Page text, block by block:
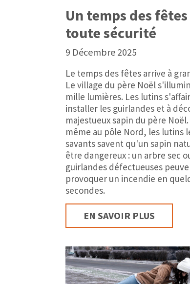
Un temps des
toute sécurité
9 Décembre 2025
Le temps des fêtes arrive à
Le village du père Noël
mille lumières. Les lutins
installer les guirlandes et à
majestueux sapin du père Noël.
même au pôle Nord, les lutins
savants savent qu'un sapin
être dangereux : un arbre sec
guirlandes défectueuses
provoquer un incendie en
secondes.
EN SAVOIR PLUS